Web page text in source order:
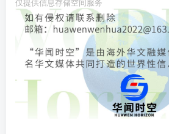
仅提供信息存储空间服务